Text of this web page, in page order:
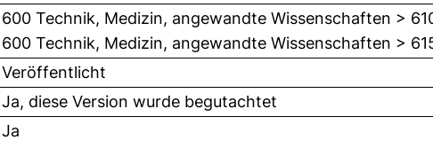
600 Technik, Medizin, angewandte Wissenschaften >
600 Technik, Medizin, angewandte Wissenschaften >
Veröffentlicht
Ja, diese Version wurde begutachtet
Ja